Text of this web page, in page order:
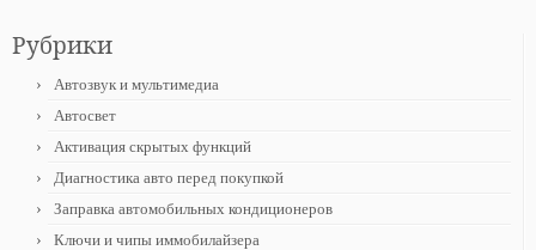
Рубрики
Автозвук и мультимедиа
Автосвет
Активация скрытых функций
Диагностика авто перед покупкой
Заправка автомобильных кондиционеров
Ключи и чипы иммобилайзера